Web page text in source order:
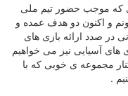
که موجب حضور تیم ملی
و اکنون دو هدف عمده و
در صدد ارائه بازی های
آسیایی نیز می خواهیم
مجموعه ی خوبی که با
.